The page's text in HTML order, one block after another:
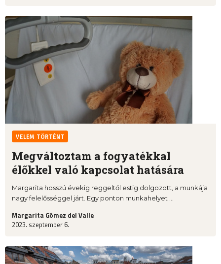
VELEM TÖRTÉNT
Megváltoztam a fogyatékkal
élőkkel való kapcsolat hatására
Margarita hosszú évekig reggeltől estig dolgozott, a munkája
nagy felelősséggel járt. Egy ponton munkahelyet ...
Margarita Gómez del Valle
2023. szeptember 6.